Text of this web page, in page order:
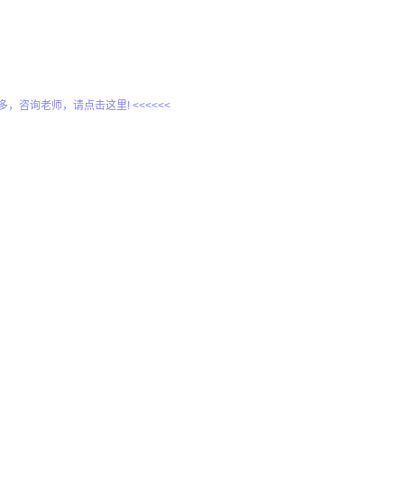
，咨询老师，请点击这里! <<<<<<